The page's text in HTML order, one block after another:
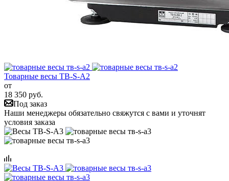
Товарные весы ТВ-S-A2
от
18 350 руб.
Под заказ
Наши менеджеры обязательно свяжутся с вами и уточнят
условия заказа